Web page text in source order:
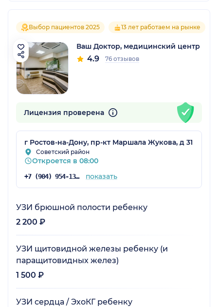
Выбор пациентов 2025 13 лет работаем на рынке
Ваш Доктор, медицинский центр
4.9 76 отзывов
Лицензия проверена
г Ростов-на-Дону, пр-кт Маршала Жукова, д 31
Советский район
Откроется в 08:00
+7 (904) 954-13-91 показать
УЗИ брюшной полости ребенку
2 200 ₽
УЗИ щитовидной железы ребенку (и
паращитовидных желез)
1 500 ₽
УЗИ сердца / ЭхоКГ ребенку